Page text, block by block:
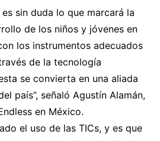
sin duda lo que marcará la
de los niños y jóvenes en
los instrumentos adecuados
de la tecnología
se convierta en una aliada
país”, señaló Agustín Alamán,
en México.
el uso de las TICs, y es que